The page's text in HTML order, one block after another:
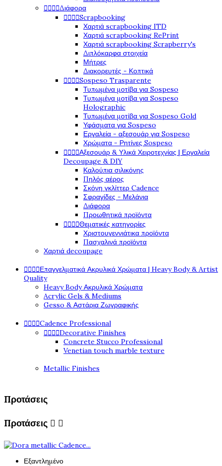
Διάφορα
Scrapbooking
Χαρτιά scrapbooking ITD
Χαρτιά scrapbooking RePrint
Χαρτιά scrapbooking Scrapberry's
Διπλόκαρφα στοιχεία
Μήτρες
Διακορευτές - Κοπτικά
Sospeso Trasparente
Τυπωμένα μοτίβα για Sospeso
Τυπωμένα μοτίβα για Sospeso
Holographic
Τυπωμένα μοτίβα για Sospeso Gold
Υφάσματα για Sospeso
Εργαλεία - αξεσουάρ για Sospeso
Χρώματα - Ρητίνες Sospeso
Αξεσουάρ & Υλικά Χειροτεχνίας | Εργαλεία
Decoupage & DIY
Καλούπια σιλικόνης
Πηλός αέρος
Σκόνη γκλίττερ Cadence
Σφραγίδες - Μελάνια
Διάφορα
Προωθητικά προϊόντα
Θεματικές κατηγορίες
Χριστουγεννιάτικα προϊόντα
Πασχαλινά προϊόντα
Χαρτιά decoupage
Επαγγελματικά Ακρυλικά Χρώματα | Heavy Body & Artist
Quality
Heavy Body Ακρυλικά Χρώματα
Acrylic Gels & Mediums
Gesso & Αστάρια Ζωγραφικής
Cadence Professional
Decorative Finishes
Concrete Stucco Professional
Venetian touch marble texture
Metallic Finishes
Προτάσεις
Προτάσεις  
Εξαντλημένο